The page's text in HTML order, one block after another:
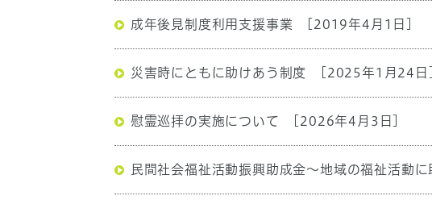
成年後見制度利用支援事業 [2019年4月1日]
災害時にともに助けあう制度 [2025年1月24日]
慰霊巡拝の実施について [2026年4月3日]
民間社会福祉活動振興助成金～地域の福祉活動